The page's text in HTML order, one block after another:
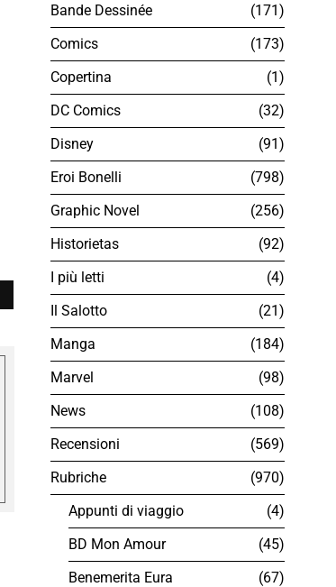
Bande Dessinée
171
Comics
173
Copertina
1
DC Comics
32
Disney
91
Eroi Bonelli
798
Graphic Novel
256
Historietas
92
I più letti
4
Il Salotto
21
Manga
184
Marvel
98
News
108
Recensioni
569
Rubriche
970
Appunti di viaggio
4
BD Mon Amour
45
Benemerita Eura
67